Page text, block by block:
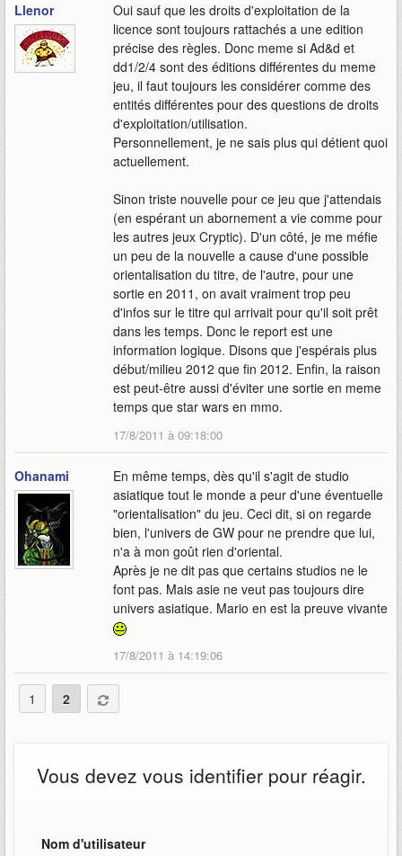
Llenor
Oui sauf que les droits d'exploitation de la
licence sont toujours rattachés a une edition
précise des règles. Donc meme si Ad&d et
dd1/2/4 sont des éditions différentes du meme
jeu, il faut toujours les considérer comme des
entités différentes pour des questions de droits
d'exploitation/utilisation.
Personnellement, je ne sais plus qui détient quoi
actuellement.
Sinon triste nouvelle pour ce jeu que j'attendais
(en espérant un abornement a vie comme pour
les autres jeux Cryptic). D'un côté, je me méfie
un peu de la nouvelle a cause d'une possible
orientalisation du titre, de l'autre, pour une
sortie en 2011, on avait vraiment trop peu
d'infos sur le titre qui arrivait pour qu'il soit prêt
dans les temps. Donc le report est une
information logique. Disons que j'espérais plus
début/milieu 2012 que fin 2012. Enfin, la raison
est peut-être aussi d'éviter une sortie en meme
temps que star wars en mmo.
17/8/2011 à 09:18:00
Ohanami
En même temps, dès qu'il s'agit de studio
asiatique tout le monde a peur d'une éventuelle
"orientalisation" du jeu. Ceci dit, si on regarde
bien, l'univers de GW pour ne prendre que lui,
n'a à mon goût rien d'oriental.
Après je ne dit pas que certains studios ne le
font pas. Mais asie ne veut pas toujours dire
univers asiatique. Mario en est la preuve vivante
17/8/2011 à 14:19:06
1 2
Vous devez vous identifier pour réagir.
Nom d'utilisateur